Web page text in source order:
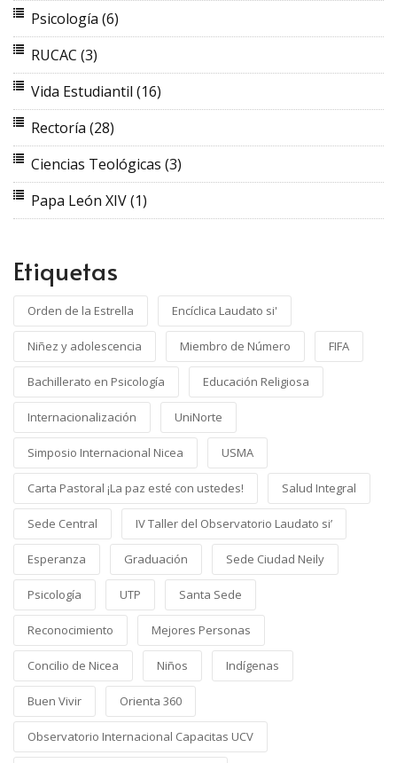
Psicología (6)
RUCAC (3)
Vida Estudiantil (16)
Rectoría (28)
Ciencias Teológicas (3)
Papa León XIV(1)
Etiquetas
Orden de la Estrella Encíclica Laudato si'
Niñez y adolescencia Miembro de Número FIFA
Bachillerato en Psicología Educación Religiosa
Internacionalización UniNorte
Simposio Internacional Nicea USMA
Carta Pastoral ¡La paz esté con ustedes! Salud Integral
Sede Central IV Taller del Observatorio Laudato si’
Esperanza Graduación Sede Ciudad Neily
Psicología UTP Santa Sede
Reconocimiento Mejores Personas
Concilio de Nicea Niños Indígenas
Buen Vivir Orienta 360
Observatorio Internacional Capacitas UCV